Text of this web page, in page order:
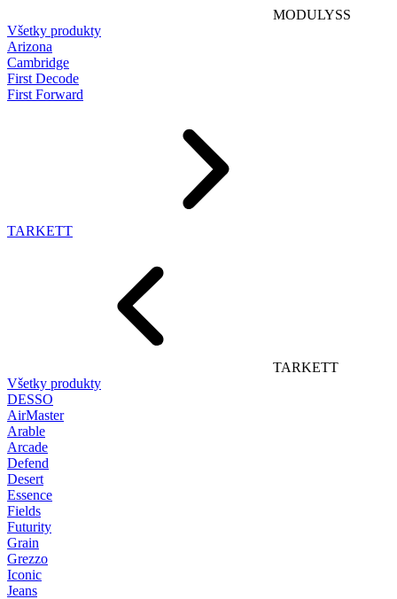
MODULYSS
Všetky produkty
Arizona
Cambridge
First Decode
First Forward
TARKETT
TARKETT
Všetky produkty
DESSO
AirMaster
Arable
Arcade
Defend
Desert
Essence
Fields
Futurity
Grain
Grezzo
Iconic
Jeans